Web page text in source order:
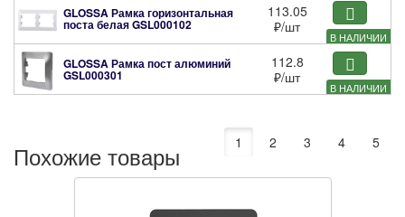
В НАЛИЧИИ
GLOSSA Рамка горизонтальная
поста белаяGSL000102
113.05
₽/шт
В НАЛИЧИИ
GLOSSA Рамка пост алюминий
GSL000301
112.8
₽/шт
Похожие товары 1 2 3 4 5